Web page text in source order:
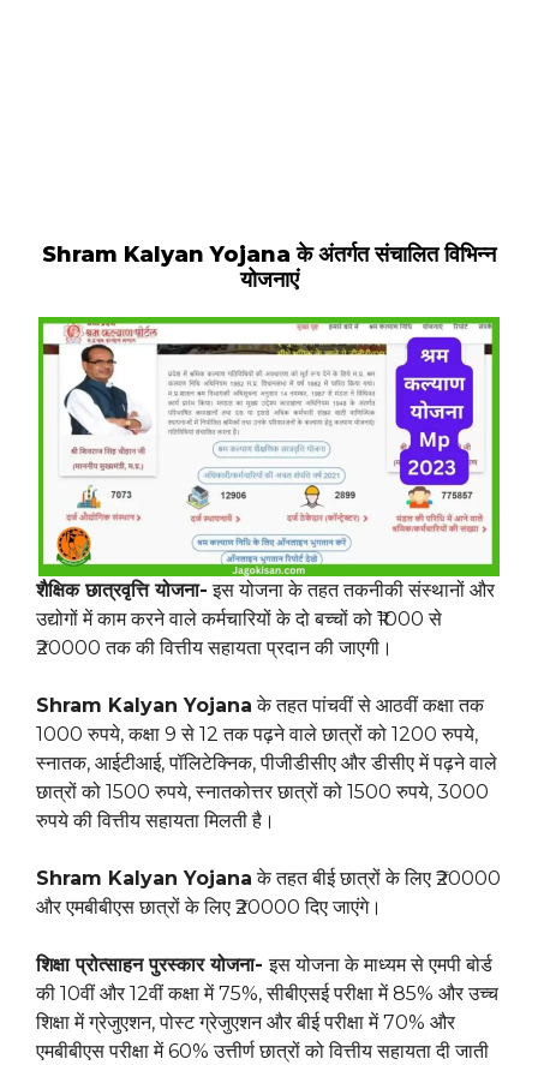
Shram Kalyan Yojana के अंतर्गत संचालित विभिन्न
योजनाएं
शैक्षिक छात्रवृत्ति योजना- इस योजना के तहत तकनीकी संस्थानों और
उद्योगों में काम करने वाले कर्मचारियों के दो बच्चों को ₹1000 से
₹20000 तक की वित्तीय सहायता प्रदान की जाएगी।
Shram Kalyan Yojana के तहत पांचवीं से आठवीं कक्षा तक
1000 रुपये, कक्षा 9 से 12 तक पढ़ने वाले छात्रों को 1200 रुपये,
स्नातक, आईटीआई, पॉलिटेक्निक, पीजीडीसीए और डीसीए में पढ़ने वाले
छात्रों को 1500 रुपये, स्नातकोत्तर छात्रों को 1500 रुपये, 3000
रुपये की वित्तीय सहायता मिलती है।
Shram Kalyan Yojana के तहत बीई छात्रों के लिए ₹20000
और एमबीबीएस छात्रों के लिए ₹20000 दिए जाएंगे।
शिक्षा प्रोत्साहन पुरस्कार योजना-इस योजना के माध्यम से एमपी बोर्ड
की 10वीं और 12वीं कक्षा में 75%, सीबीएसई परीक्षा में 85% और उच्च
शिक्षा में ग्रेजुएशन, पोस्ट ग्रेजुएशन और बीई परीक्षा में 70% और
एमबीबीएस परीक्षा में 60% उत्तीर्ण छात्रों को वित्तीय सहायता दी जाती